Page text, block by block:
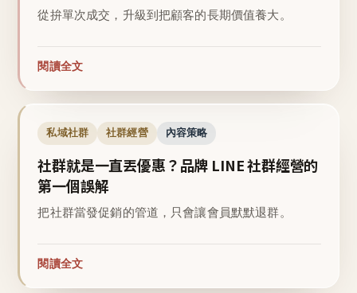
從拚單次成交，升級到把顧客的長期價值養大。
閱讀全文
私域社群 社群經營 內容策略
社群就是一直丟優惠？品牌 LINE 社群經營的
第一個誤解
把社群當發促銷的管道，只會讓會員默默退群。
閱讀全文